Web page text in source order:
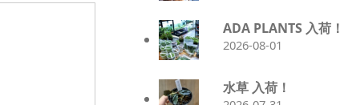
ADA PLANTS 入荷！
2026-08-01
水草 入荷！